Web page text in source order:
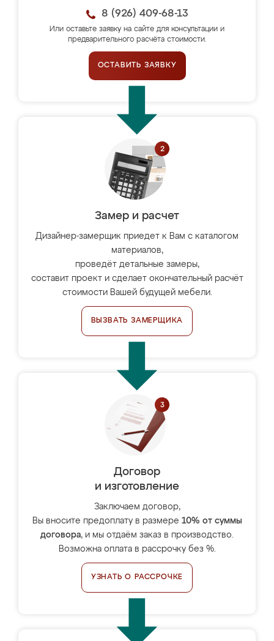
8 (926) 409-68-13
Или оставьте заявку на сайте для консультации и
предварительного расчёта стоимости.
ОСТАВИТЬ ЗАЯВКУ
Замер и расчет
Дизайнер-замерщик приедет к Вам с каталогом
материалов,
проведёт детальные замеры,
составит проект и сделает окончательный расчёт
стоимости Вашей будущей мебели.
ВЫЗВАТЬ ЗАМЕРЩИКА
Договор
и изготовление
Заключаем договор,
Вы вносите предоплату в размере 10% от суммы
договора, и мы отдаём заказ в производство.
Возможна оплата в рассрочку без %.
УЗНАТЬ О РАССРОЧКЕ